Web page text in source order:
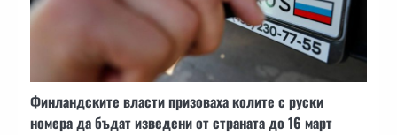
Финландските власти призоваха колите с руски
номера да бъдат изведени от страната до 16 март